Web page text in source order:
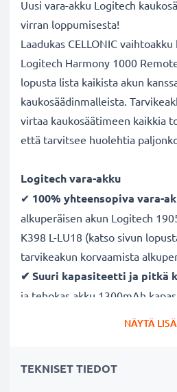
Uusi vara-akku Logitech
virran loppumisesta!
Laadukas CELLONIC
Logitech Harmony 1000
lopusta lista kaikista akun
kaukosäädinmalleista.
virtaa kaukosäätimeen kaikkia
että tarvitsee huolehtia
Logitech vara-akku
✔ 100% yhteensopiva vara-
alkuperäisen akun Logitech
K398 L-LU18 (katso sivun
tarvikeakun korvaamista
✔ Suuri kapasiteetti ja pitkä
ja tehokas akku 1300mAh
tekniikka ilman vaikutusta
NÄYTÄ
TEKNISET TIEDOT